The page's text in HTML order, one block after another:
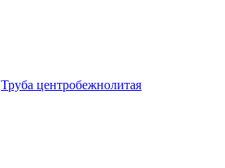
Труба центробежнолитая